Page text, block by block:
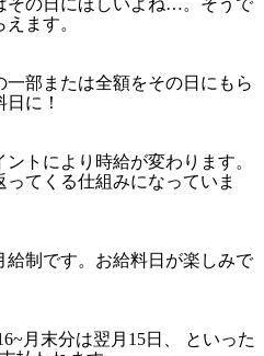
ます。
一部または全額をその日にもら
に！
トにより時給が変わります。
てくる仕組みになっていま
給制です。お給料日が楽しみで
月末分は翌月15日、 といった